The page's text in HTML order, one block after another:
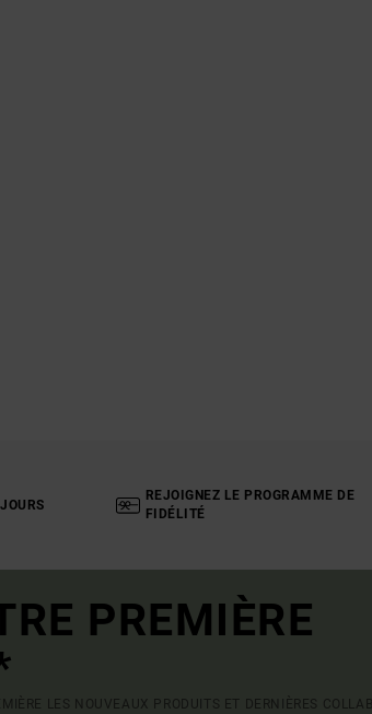
REJOIGNEZ LE PROGRAMME DE
FIDÉLITÉ
PREMIÈRE
LES NOUVEAUX PRODUITS ET DERNIÈRES COLLAB'